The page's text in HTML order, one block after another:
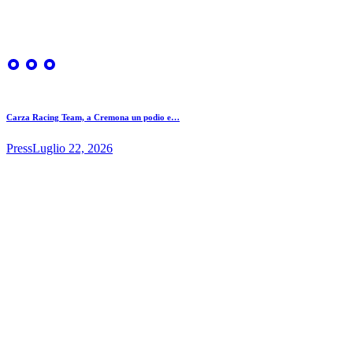
Carza Racing Team, a Cremona un podio e…
PressLuglio 22, 2026